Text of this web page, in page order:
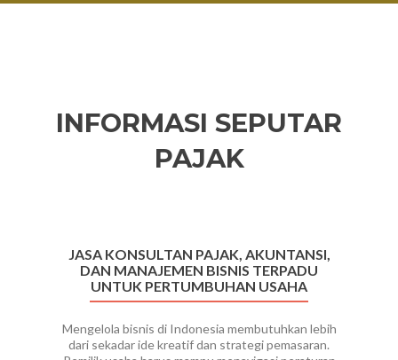
INFORMASI SEPUTAR
PAJAK
JASA KONSULTAN PAJAK, AKUNTANSI,
DAN MANAJEMEN BISNIS TERPADU
UNTUK PERTUMBUHAN USAHA
Mengelola bisnis di Indonesia membutuhkan lebih
dari sekadar ide kreatif dan strategi pemasaran.